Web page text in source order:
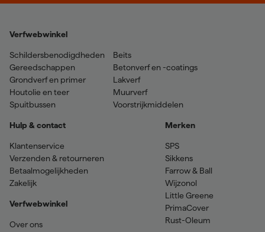
Verfwebwinkel
Schildersbenodigdheden
Gereedschappen
Grondverf en primer
Houtolie en teer
Spuitbussen
Beits
Betonverf en -coatings
Lakverf
Muurverf
Voorstrijkmiddelen
Hulp & contact
Klantenservice
Verzenden & retourneren
Betaalmogelijkheden
Zakelijk
Verfwebwinkel
Over ons
Merken
SPS
Sikkens
Farrow & Ball
Wijzonol
Little Greene
PrimaCover
Rust-Oleum